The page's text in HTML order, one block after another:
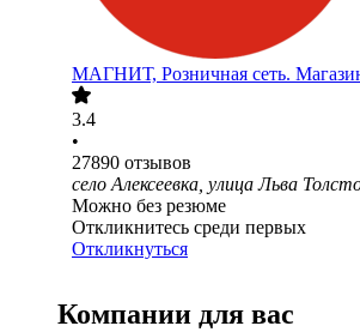
МАГНИТ, Розничная сеть.
3.4
•
27890 отзывов
село Алексеевка, улица Льва
Можно без резюме
Откликнитесь среди первых
Откликнуться
Компании для вас